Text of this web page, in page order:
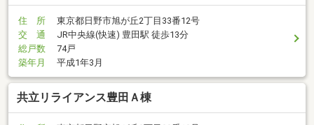
住 所
東京都日野市旭が丘2丁目33番12号
交 通
JR中央線(快速) 豊田駅 徒歩13分
総戸数
74戸
築年月
平成1年3月
共立リライアンス豊田Ａ棟